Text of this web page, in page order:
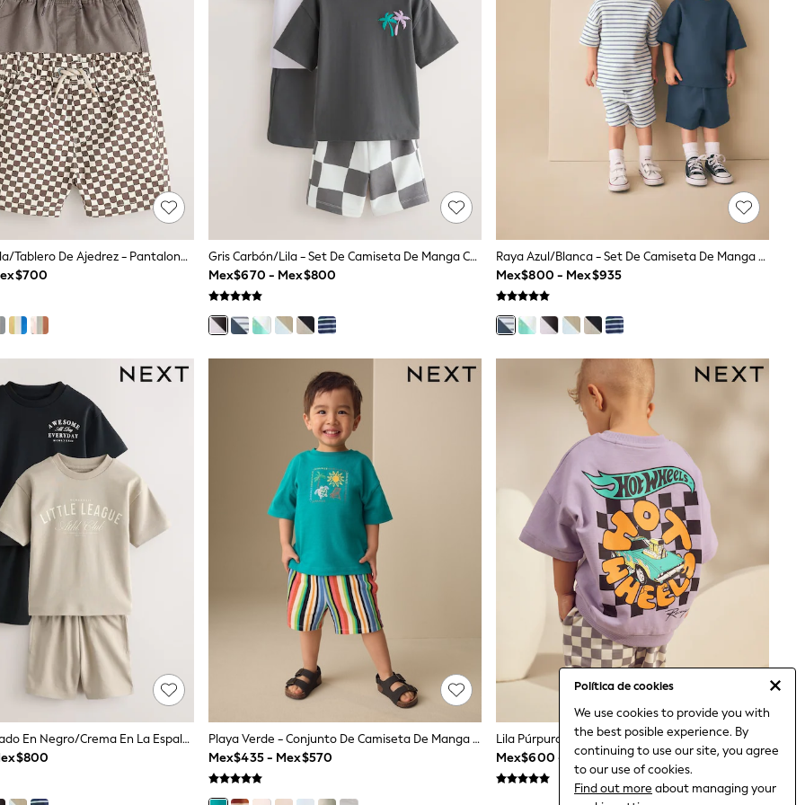
Política de cookies
We use cookies to provide you with
the best posible experience. By
continuing to use our site, you agree
to our use of cookies.
Find out more about managing your
Marrón/Estrella/Tablero De Ajedrez - Pantalones Cortos Sin Cierre 3 Pack (3meses -7años)
Gris Carbón/Lila - Set De Camiseta De Manga Corta Y Pantalón Corto 2 (3mes-7años)
Mex$670 - Mex$800
Raya Azul/blanca - Set De Camiseta De Manga Corta Y Pantalón Corto 2 (3mes-7años)
Mex$800 - Mex$935
Lema Estampado En Negro/crema En La Espalda - Set De Camiseta De Manga Corta Y Pantalón Corto 2 (3mes-7años)
Playa Verde - Conjunto De Camiseta De Manga Corta Y Pantalón Corto (3meses -7años)
Mex$435 - Mex$570
Mex$600 - Mex$735